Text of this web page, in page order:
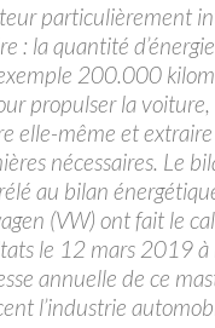
particulièrement
: la quantité
200.000
propulser la voiture,
elle-même et
nécessaires. Le
au bilan
(VW) ont fait le
le 12 mars 2019 à
annuelle de ce
l’industrie